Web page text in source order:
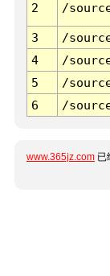
2 /
3 /
4
/
5
/
6
/
www.365jz.com 已